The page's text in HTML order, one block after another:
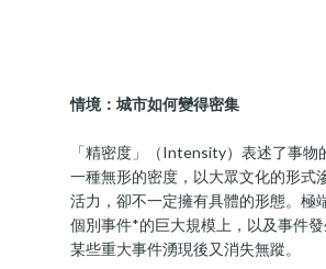
情境：城市如何變得密集
「精密度」（Intensity）表述了事物
一種無形的密度，以大眾文化的形式
活力，卻不一定擁有具體的形態。極
個別事件*的巨大規模上，以及事件
某些重大事件湧現後又消失無蹤。